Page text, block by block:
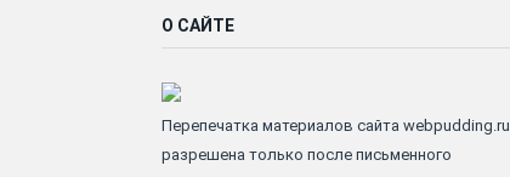
О САЙТЕ
Перепечатка материалов сайта webpudding.ru
разрешена только после письменного